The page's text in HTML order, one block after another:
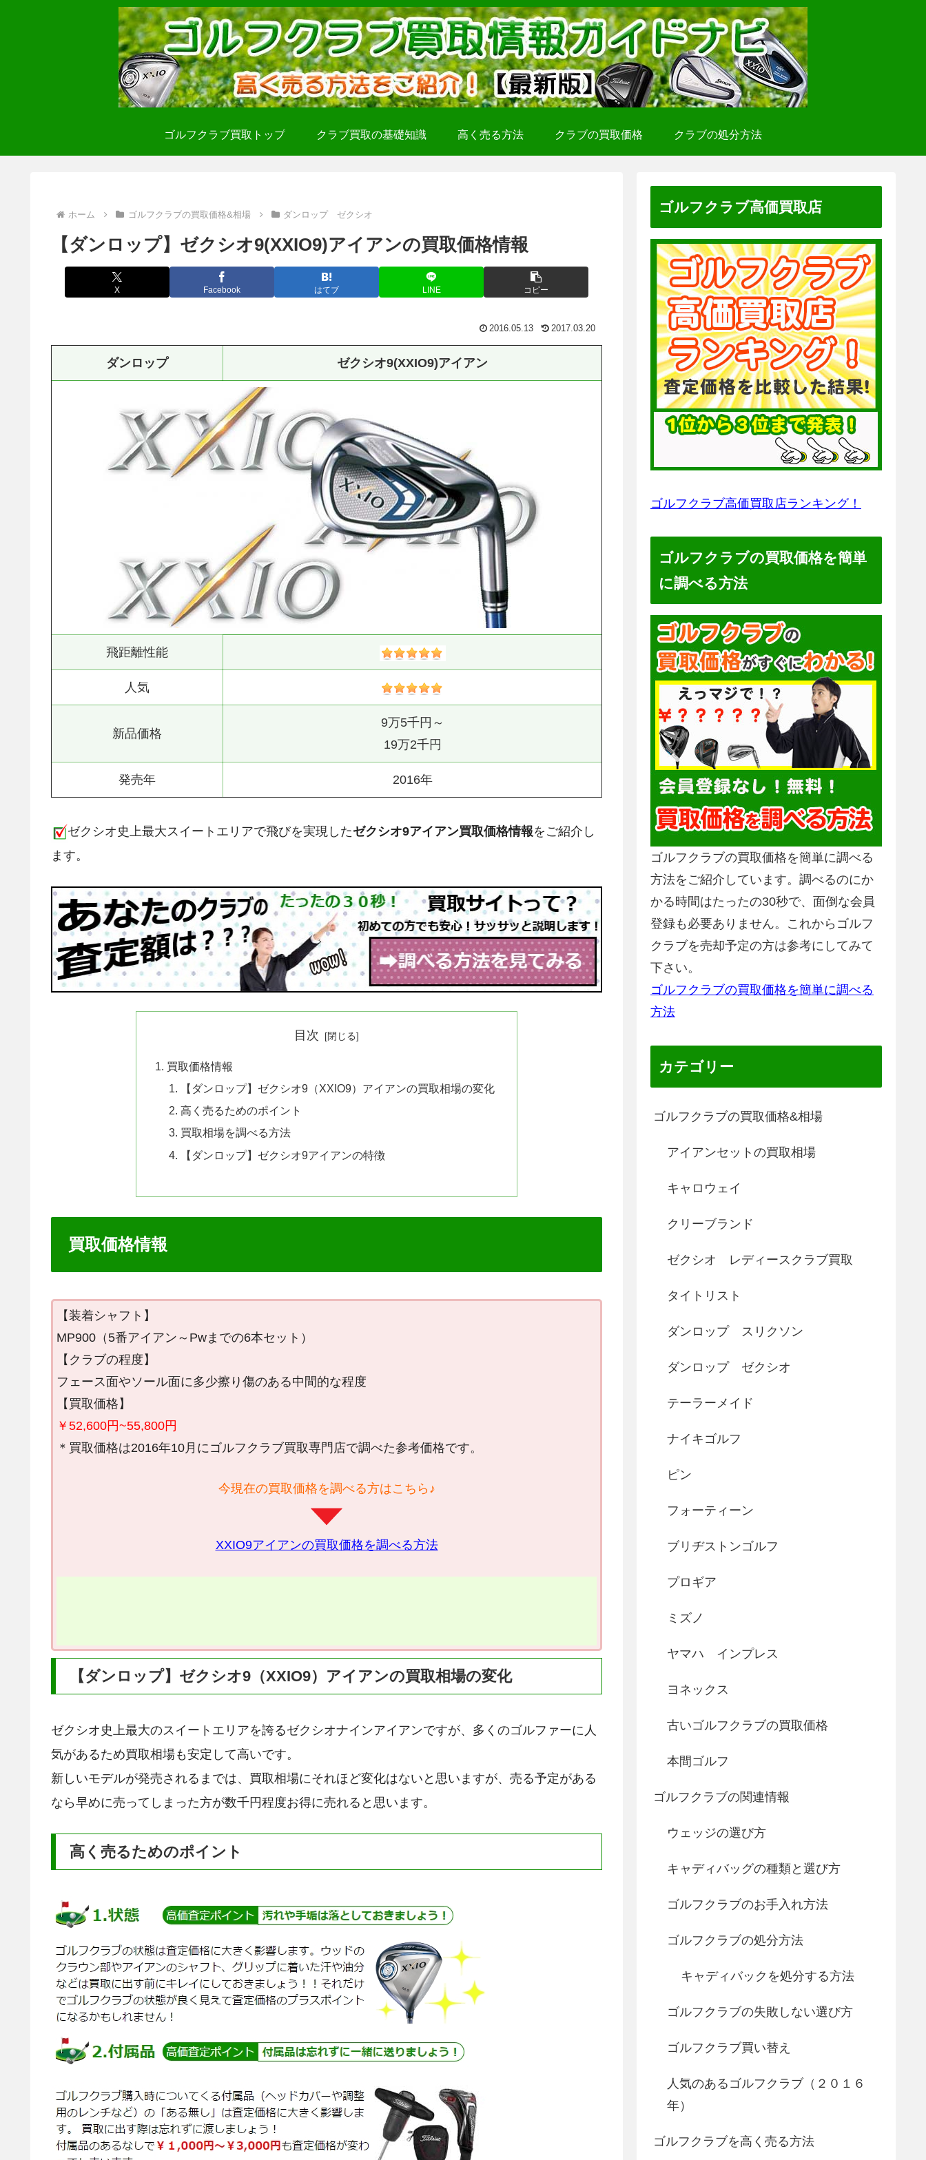
ゴルフクラブ買取トップ クラブ買取の基礎知識 高く売る方法 クラブの買取価格 クラブの処分方法
ホーム ゴルフクラブの買取価格&相場 ダンロップ ゼクシオ
【ダンロップ】ゼクシオ9(XXIO9)アイアンの買取価格情報
X Facebook はてブ LINE コピー
2016.05.13 2017.03.20
ダンロップ ゼクシオ9(XXIO9)アイアン
飛距離性能
人気
新品価格
9万5千円～
19万2千円
発売年 2016年
ゼクシオ史上最大スイートエリアで飛びを実現したゼクシオ9アイアン買取価格情報をご紹介し
ます。
目次
買取価格情報
【ダンロップ】ゼクシオ9（XXIO9）アイアンの買取相場の変化
高く売るためのポイント
買取相場を調べる方法
【ダンロップ】ゼクシオ9アイアンの特徴
買取価格情報
【装着シャフト】
MP900（5番アイアン～Pwまでの6本セット）
【クラブの程度】
フェース面やソール面に多少擦り傷のある中間的な程度
【買取価格】
￥52,600円~55,800円
＊買取価格は2016年10月にゴルフクラブ買取専門店で調べた参考価格です。
今現在の買取価格を調べる方はこちら♪
XXIO9アイアンの買取価格を調べる方法
【ダンロップ】ゼクシオ9（XXIO9）アイアンの買取相場の変化
ゼクシオ史上最大のスイートエリアを誇るゼクシオナインアイアンですが、多くのゴルファーに人
気があるため買取相場も安定して高いです。
新しいモデルが発売されるまでは、買取相場にそれほど変化はないと思いますが、売る予定がある
なら早めに売ってしまった方が数千円程度お得に売れると思います。
高く売るためのポイント
ゴルフクラブ高価買取店
ゴルフクラブ高価買取店ランキング！
ゴルフクラブの買取価格を簡単
に調べる方法
ゴルフクラブの買取価格を簡単に調べる
方法をご紹介しています。調べるのにか
かる時間はたったの30秒で、面倒な会員
登録も必要ありません。これからゴルフ
クラブを売却予定の方は参考にしてみて
下さい。
ゴルフクラブの買取価格を簡単に調べる
方法
カテゴリー
ゴルフクラブの買取価格&相場
アイアンセットの買取相場
キャロウェイ
クリーブランド
ゼクシオ レディースクラブ買取
タイトリスト
ダンロップ スリクソン
ダンロップ ゼクシオ
テーラーメイド
ナイキゴルフ
ピン
フォーティーン
ブリヂストンゴルフ
プロギア
ミズノ
ヤマハ インプレス
ヨネックス
古いゴルフクラブの買取価格
本間ゴルフ
ゴルフクラブの関連情報
ウェッジの選び方
キャディバッグの種類と選び方
ゴルフクラブのお手入れ方法
ゴルフクラブの処分方法
キャディバックを処分する方法
ゴルフクラブの失敗しない選び方
ゴルフクラブ買い替え
人気のあるゴルフクラブ（２０１６
年）
ゴルフクラブを高く売る方法